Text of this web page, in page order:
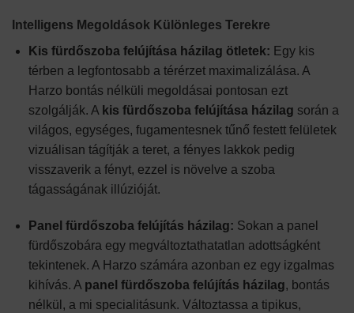
Intelligens Megoldások Különleges Terekre
Kis fürdőszoba felújítása házilag ötletek: Egy kis
térben a legfontosabb a térérzet maximalizálása. A
Harzo bontás nélküli megoldásai pontosan ezt
szolgálják. A kis fürdőszoba felújítása házilag során a
világos, egységes, fugamentesnek tűnő festett felületek
vizuálisan tágítják a teret, a fényes lakkok pedig
visszaverik a fényt, ezzel is növelve a szoba
tágasságának illúzióját.
Panel fürdőszoba felújítás házilag: Sokan a panel
fürdőszobára egy megváltoztathatatlan adottságként
tekintenek. A Harzo számára azonban ez egy izgalmas
kihívás. A panel fürdőszoba felújítás házilag, bontás
nélkül, a mi specialitásunk. Változtassa a tipikus,